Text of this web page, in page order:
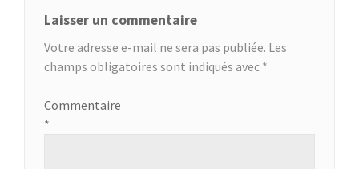
Laisser un commentaire
Votre adresse e-mail ne sera pas publiée. Les
champs obligatoires sont indiqués avec *
Commentaire
*